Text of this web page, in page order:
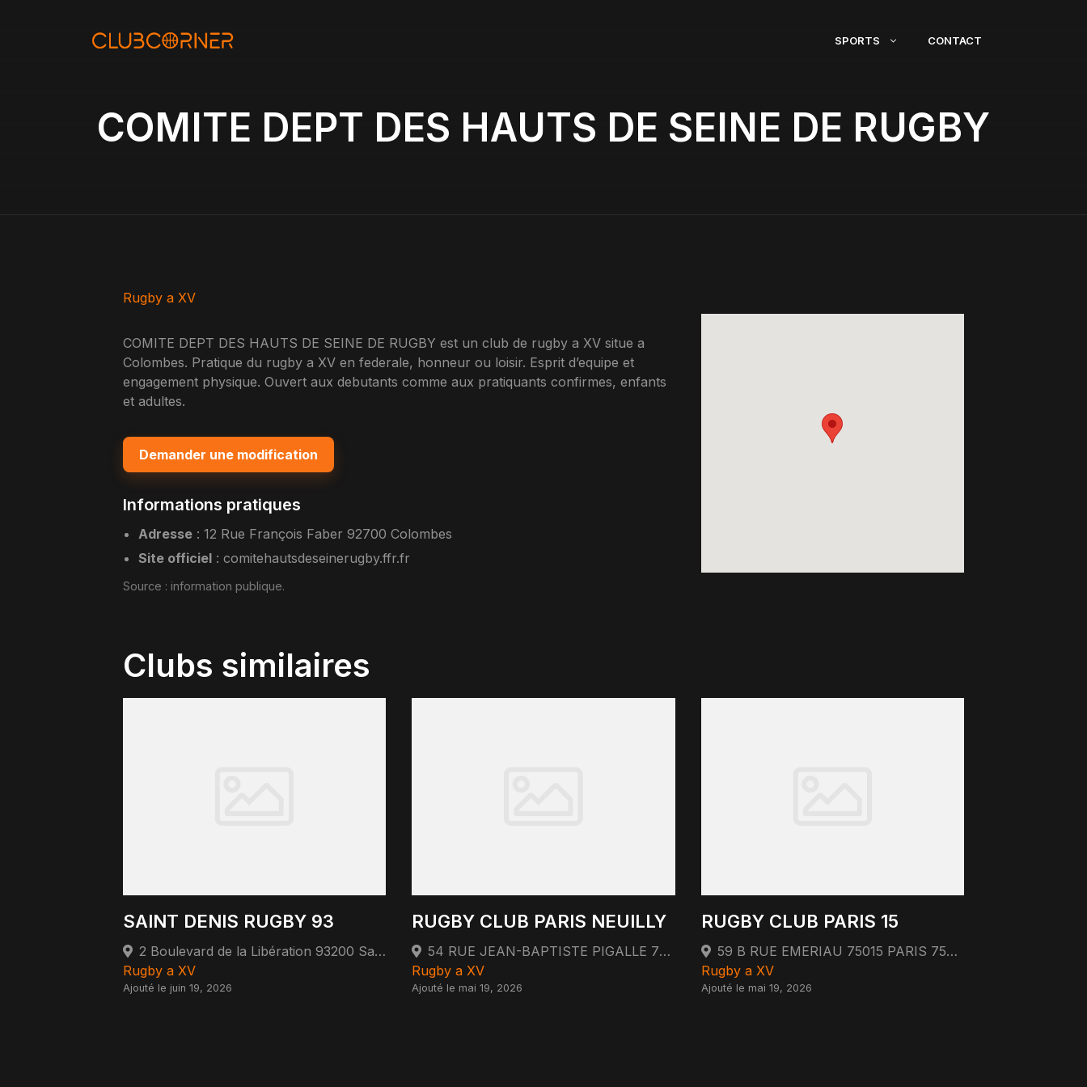
SPORTS CONTACT
COMITE DEPT DES HAUTS DE SEINE DE RUGBY
Rugby a XV
COMITE DEPT DES HAUTS DE SEINE DE RUGBY est un club de rugby a XV situe a
Colombes. Pratique du rugby a XV en federale, honneur ou loisir. Esprit d’equipe et
engagement physique. Ouvert aux debutants comme aux pratiquants confirmes, enfants
et adultes.
Demander une modification
Informations pratiques
Adresse :12 Rue François Faber 92700 Colombes
Site officiel :comitehautsdeseinerugby.ffr.fr
Source : information publique.
Clubs similaires
SAINT DENIS RUGBY 93
2 Boulevard de la Libération 93200 Saint-Denis
Rugby a XV
Ajouté le juin 19, 2026
RUGBY CLUB PARIS NEUILLY
54 RUE JEAN-BAPTISTE PIGALLE 75009 PARIS 75009 Paris
Rugby a XV
Ajouté le mai 19, 2026
RUGBY CLUB PARIS 15
59 B RUE EMERIAU 75015 PARIS 75015 Paris
Rugby a XV
Ajouté le mai 19, 2026